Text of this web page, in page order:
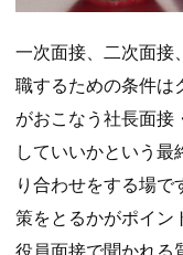
一次面接、二次面接
職するための条件は
がおこなう社長面接
していいかという
り合わせをする場
策をとるかがポイン
役員面接で聞かれる